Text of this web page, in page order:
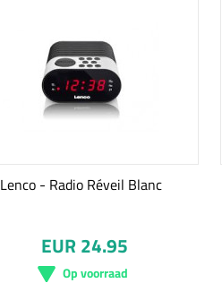
Lenco - Radio Réveil Blanc
EUR 24.95
Op voorraad